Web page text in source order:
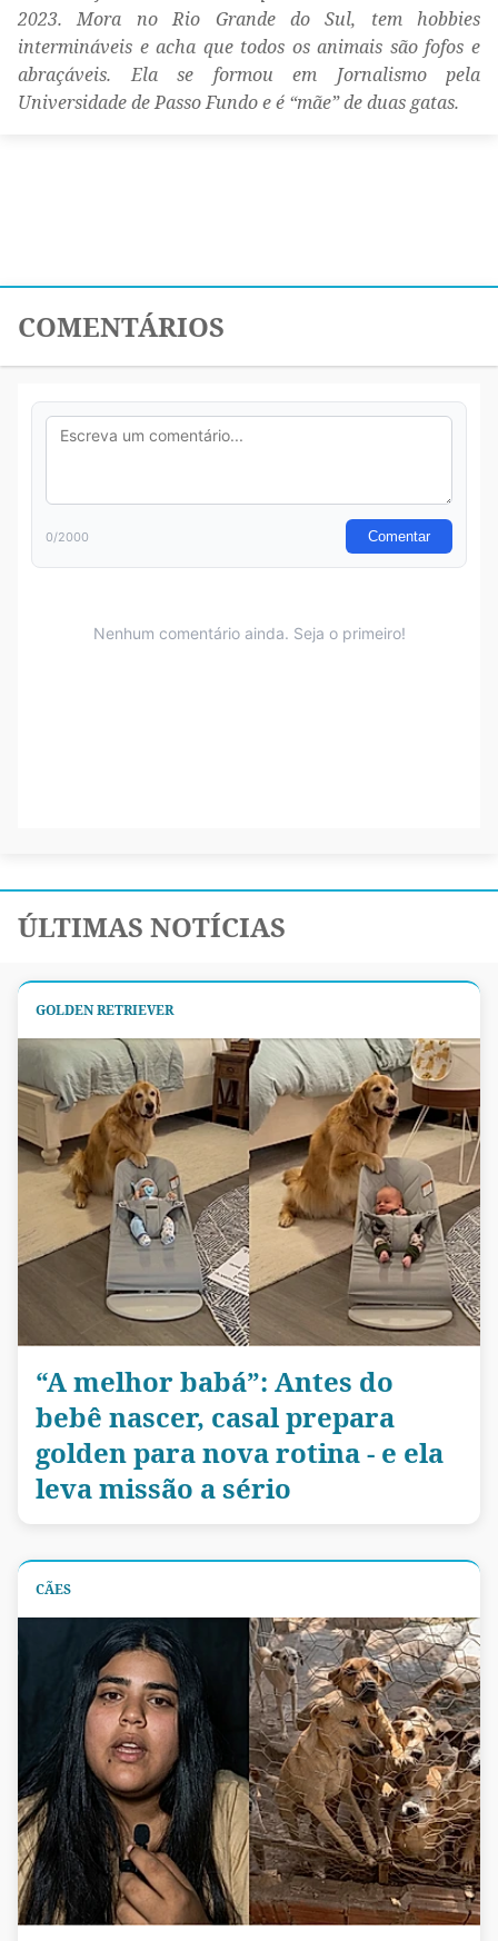
2023. Mora no Rio Grande do Sul, tem hobbies
intermináveis e acha que todos os animais são fofos e
abraçáveis. Ela se formou em Jornalismo pela
Universidade de Passo Fundo e é “mãe” de duas gatas.
COMENTÁRIOS
ÚLTIMAS NOTÍCIAS
GOLDEN RETRIEVER
“A melhor babá”: Antes do
bebê nascer, casal prepara
golden para nova rotina - e ela
leva missão a sério
CÃES